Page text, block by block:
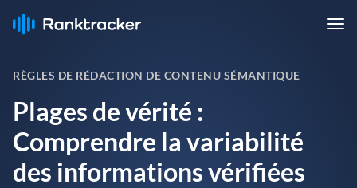
RÈGLES DE RÉDACTION DE CONTENU SÉMANTIQUE
Plages de vérité :
Comprendre la variabilité
des informations vérifiées